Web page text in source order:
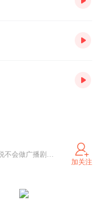
终于等到你，感谢您对我的关注。都说不会做广播剧的后期的制作人不是一个好的声优。 全能系主播。攀登29期，后期7期，AIGC2期，有声制作人1期，广播剧1期，AI短视频4期毕业生。 AI写作10期12期官方辅导官，AI写作旗舰3期官方点评官。喜欢要从一而终，之后的日子请多关照。 合作请+V 。爱你无止境
加关注